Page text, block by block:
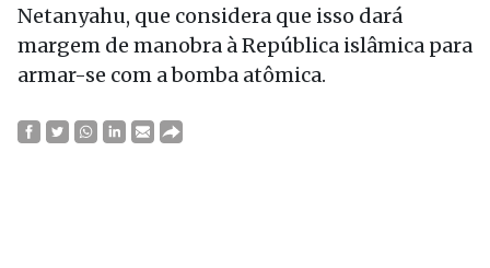
Netanyahu, que considera que isso dará
margem de manobra à República islâmica para
armar-se com a bomba atômica.